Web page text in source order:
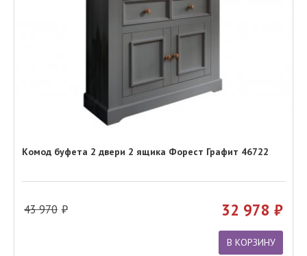
Комод буфета 2 двери 2 ящика Форест Графит 46722
43 970 32 978
В КОРЗИНУ